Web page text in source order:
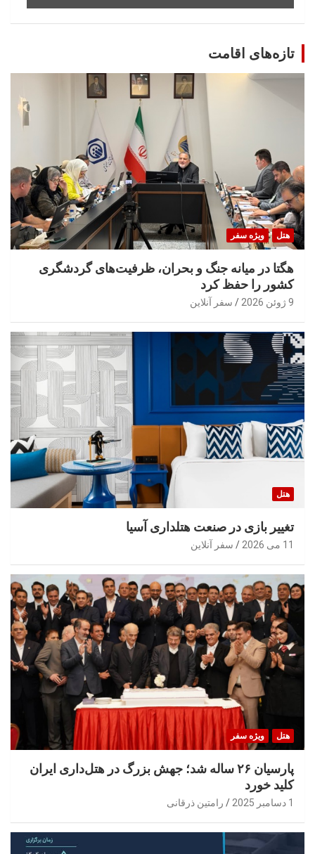
تازه‌های اقامت
هتل ویژه سفر
هگتا در میانه جنگ و بحران، ظرفیت‌های گردشگری
کشور را حفظ کرد
9 ژوئن 2026 سفر آنلاین
هتل
تغییر بازی در صنعت هتلداری آسیا
11 می 2026 سفر آنلاین
هتل ویژه سفر
پارسیان ۲۶ ساله شد؛ جهش بزرگ در هتل‌داری ایران
کلید خورد
1 دسامبر 2025 رامتین ذرقانی